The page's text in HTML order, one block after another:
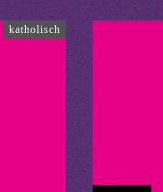
katholisch